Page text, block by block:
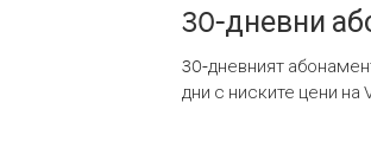
30-дневни
30-дневният
дни с ниските цени на